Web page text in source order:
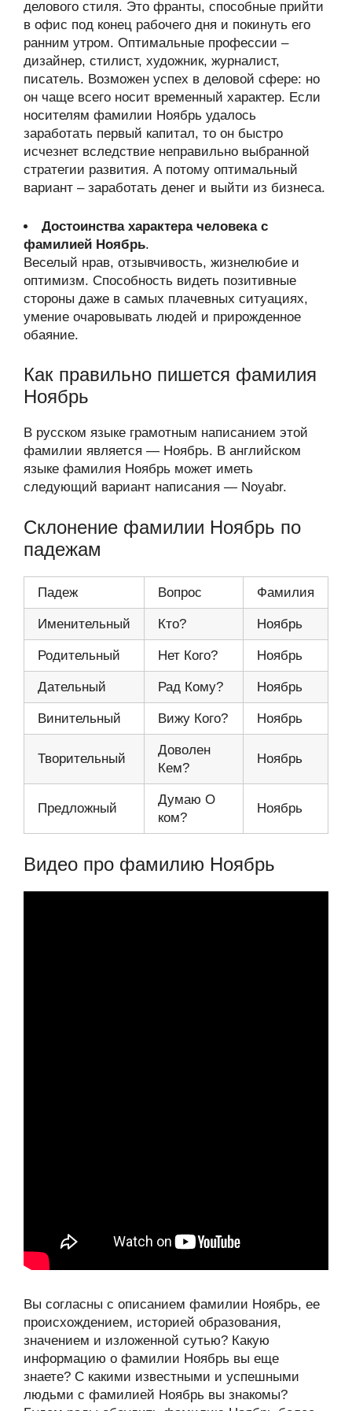
делового стиля. Это франты, способные прийти
в офис под конец рабочего дня и покинуть его
ранним утром. Оптимальные профессии –
дизайнер, стилист, художник, журналист,
писатель. Возможен успех в деловой сфере: но
он чаще всего носит временный характер. Если
носителям фамилии Ноябрь удалось
заработать первый капитал, то он быстро
исчезнет вследствие неправильно выбранной
стратегии развития. А потому оптимальный
вариант – заработать денег и выйти из бизнеса.
Достоинства характера человека с
фамилией Ноябрь.
Веселый нрав, отзывчивость, жизнелюбие и
оптимизм. Способность видеть позитивные
стороны даже в самых плачевных ситуациях,
умение очаровывать людей и прирожденное
обаяние.
Как правильно пишется фамилия
Ноябрь
В русском языке грамотным написанием этой
фамилии является — Ноябрь. В английском
языке фамилия Ноябрь может иметь
следующий вариант написания — Noyabr.
Склонение фамилии Ноябрь по
падежам
Падеж Вопрос Фамилия
Именительный Кто? Ноябрь
Родительный Нет Кого? Ноябрь
Дательный Рад Кому? Ноябрь
Винительный Вижу Кого? Ноябрь
Творительный
Доволен
Кем?
Ноябрь
Предложный
Думаю О
ком?
Ноябрь
Видео про фамилию Ноябрь
Вы согласны с описанием фамилии Ноябрь, ее
происхождением, историей образования,
значением и изложенной сутью? Какую
информацию о фамилии Ноябрь вы еще
знаете? С какими известными и успешными
людьми с фамилией Ноябрь вы знакомы?